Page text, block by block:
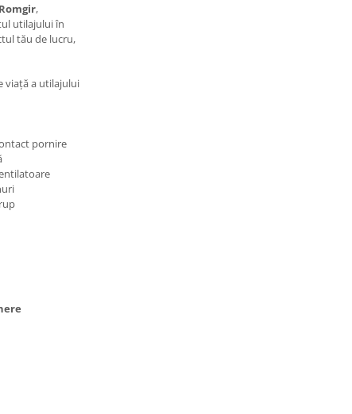
Romgir,
utilajului în
tău de lucru,
viață a utilajului
pornire